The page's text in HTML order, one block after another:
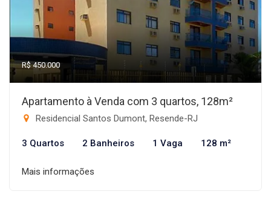
R$ 450.000
Apartamento à Venda com 3 quartos, 128m²
Residencial Santos Dumont, Resende-RJ
3 Quartos 2 Banheiros 1 Vaga 128 m²
Mais informações